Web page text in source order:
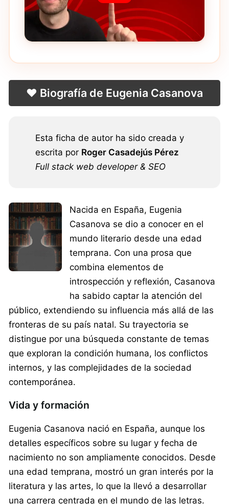
❤️ Biografía de Eugenia Casanova
Esta ficha de autor ha sido creada y
escrita por Roger Casadejús Pérez
Full stack web developer & SEO
Nacida en España, Eugenia
Casanova se dio a conocer en el
mundo literario desde una edad
temprana. Con una prosa que
combina elementos de
introspección y reflexión, Casanova
ha sabido captar la atención del
público, extendiendo su influencia más allá de las
fronteras de su país natal. Su trayectoria se
distingue por una búsqueda constante de temas
que exploran la condición humana, los conflictos
internos, y las complejidades de la sociedad
contemporánea.
Vida y formación
Eugenia Casanova nació en España, aunque los
detalles específicos sobre su lugar y fecha de
nacimiento no son ampliamente conocidos. Desde
una edad temprana, mostró un gran interés por la
literatura y las artes, lo que la llevó a desarrollar
una carrera centrada en el mundo de las letras.